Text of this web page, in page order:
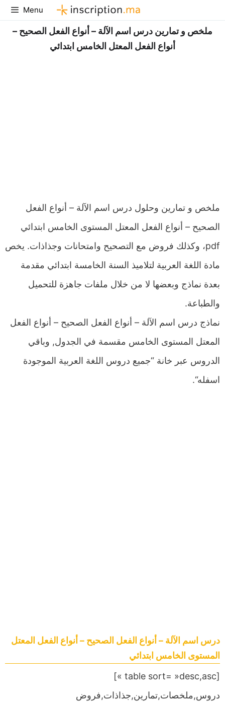
Aller
au
contenu
Menu
ملخص و تمارين درس اسم الآلة – أنواع الفعل الصحيح –
أنواع الفعل المعتل الخامس ابتدائي
ملخص و تمارين وحلول درس اسم الآلة – أنواع الفعل
الصحيح – أنواع الفعل المعتل المستوى الخامس ابتدائي
pdf، وكذلك فروض مع التصحيح وامتحانات وجذاذات. يخص
مادة اللغة العربية لتلاميذ السنة الخامسة ابتدائي مقدمة
بعدة نماذج وبعضها لا من خلال ملفات جاهزة للتحميل
والطباعة.
نماذج درس اسم الآلة – أنواع الفعل الصحيح – أنواع الفعل
المعتل المستوى الخامس مقسمة في الجدول, وباقي
الدروس عبر خانة “جميع دروس اللغة العربية الموجودة
اسفله“.
درس اسم الآلة – أنواع الفعل الصحيح – أنواع الفعل المعتل
المستوى الخامس ابتدائي
[table sort= »desc,asc »]
دروس,ملخصات,تمارين,جذاذات,فروض